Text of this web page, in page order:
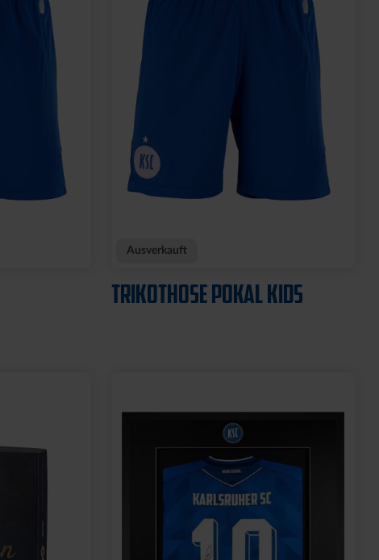
Ausverkauft
TRIKOTHOSE POKAL KIDS